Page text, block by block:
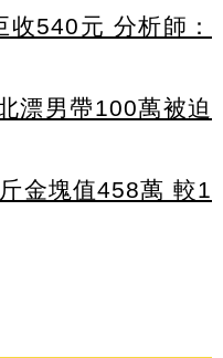
540元 分析師：
漂男帶100萬被迫
金塊值458萬 較1